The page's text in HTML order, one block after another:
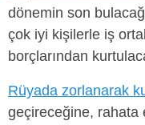
dönemin son
çok iyi kişilerle iş
borçlarından
Rüyada zorlanarak
geçireceğine, rahata